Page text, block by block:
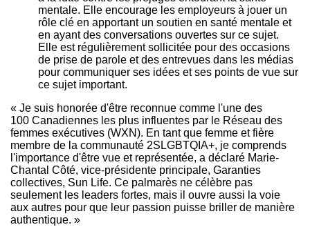
mentale. Elle encourage les employeurs à jouer un
rôle clé en apportant un soutien en santé mentale et
en ayant des conversations ouvertes sur ce sujet.
Elle est régulièrement sollicitée pour des occasions
de prise de parole et des entrevues dans les médias
pour communiquer ses idées et ses points de vue sur
ce sujet important.
« Je suis honorée d'être reconnue comme l'une des
100 Canadiennes les plus influentes par le Réseau des
femmes exécutives (WXN). En tant que femme et fière
membre de la communauté 2SLGBTQIA+, je comprends
l'importance d'être vue et représentée, a déclaré Marie-
Chantal Côté, vice-présidente principale, Garanties
collectives, Sun Life. Ce palmarès ne célèbre pas
seulement les leaders fortes, mais il ouvre aussi la voie
aux autres pour que leur passion puisse briller de manière
authentique. »